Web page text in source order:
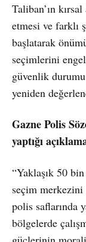
Taliban’ın
etmesi ve farklı
başlatarak
seçimlerini
güvenlik
yeniden
Gazne Polis
yaptığı
“Yaklaşık 50
seçim
polis saflarında
bölgelerde